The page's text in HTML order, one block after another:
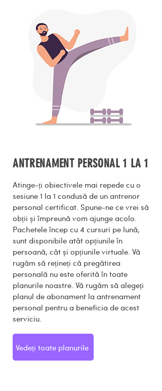
ANTRENAMENT PERSONAL 1 LA 1
Atinge-ți obiectivele mai repede cu o
sesiune 1 la 1 condusă de un antrenor
personal certificat. Spune-ne ce vrei să
obții și împreună vom ajunge acolo.
Pachetele încep cu 4 cursuri pe lună,
sunt disponibile atât opțiunile în
persoană, cât și opțiunile virtuale. Vă
rugăm să rețineți că pregătirea
personală nu este oferită în toate
planurile noastre. Vă rugăm să alegeți
planul de abonament la antrenament
personal pentru a beneficia de acest
serviciu.
Vedeți toate planurile